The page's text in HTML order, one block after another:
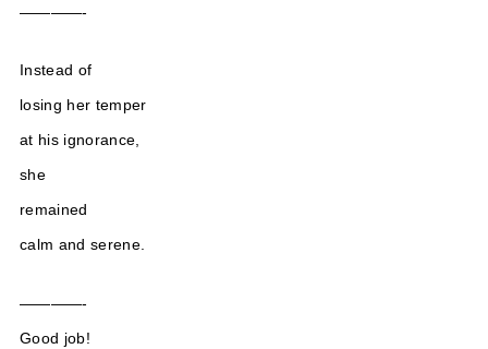
————-
Instead of
losing her temper
at his ignorance,
she
remained
calm and serene.
————-
Good job!